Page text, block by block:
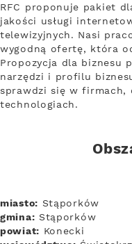
RFC proponuje pakiet
jakości usługi
telewizyjnych. Nasi
wygodną ofertę, która
Propozycja dla biznesu
narzędzi i profilu
sprawdzi się w firmach,
technologiach.
miasto: Stąporków
gmina: Stąporków
powiat: Konecki